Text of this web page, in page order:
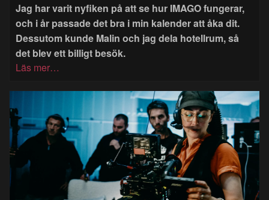
Jag har varit nyfiken på att se hur IMAGO fungerar,
och i år passade det bra i min kalender att åka dit.
Dessutom kunde Malin och jag dela hotellrum, så
det blev ett billigt besök.
Läs mer…